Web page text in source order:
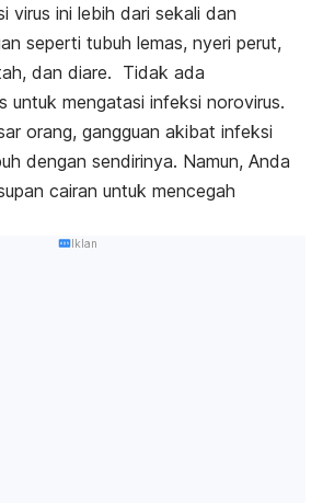
virus ini lebih dari sekali dan
seperti tubuh lemas, nyeri perut,
dan diare. Tidak ada
untuk mengatasi infeksi norovirus.
orang, gangguan akibat infeksi
dengan sendirinya. Namun, Anda
cairan untuk mencegah
Iklan